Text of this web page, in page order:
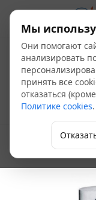
FRAP
Однорычажные
Мы
Они помогают
анализировать
принять все
отказаться
Политике cookies.